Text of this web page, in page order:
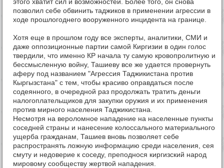
позволил себе обвинить таджиков в применении агрессии в
ходе прошлогоднего вооруженного инцидента на границе.
Хотя еще в прошлом году все эксперты, аналитики, СМИ и
даже оппозиционные партии самой Киргизии в один голос
твердили, что именно КР начала ту самую кровопролитную и
бессмысленную войну, Ташиеву все же удается провернуть
аферу под названием "Агрессия Таджикистана против
Кыргызстана" с тем, чтобы красиво оправдаться после
содеянного, в очередной раз продолжать тратить деньги
налогоплательщиков для закупки оружия и их применения
против мирного населения Таджикистана.
Несмотря на вероломное нападение на населенные пункты
соседней страны и нанесение колоссального материального
ущерба гражданам, Ташиев вновь позволяет себе
распространять ложную информацию среди населения, сея
смуту и недоверие к соседу, преподнося киргизский народ
мировому сообществу жертвой нападения.